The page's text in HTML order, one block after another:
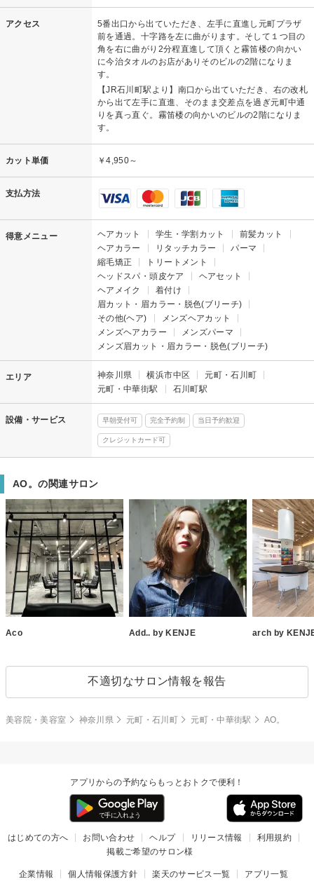
アクセス
5番出口から出ていただき、左手に直進し元町プラザ
前を通過。十字路を左に曲がります。そして１つ目の
角を右に曲がり2分程直進して頂くと霧笛楼の向かい
に今治タオルのお店がありそのビルの2階になりま
す。
【JR石川町駅より】南口から出ていただき、右の改札
から出て左手に直進、そのまま交差点を過ぎ元町中通
りを真っ直ぐ。霧笛楼の向かいのビルの2階になりま
す。
カット単価 ￥4,950～
支払方法
得意メニュー ヘアカット 学生・学割カット
前髪カット
ヘアカラー
リタッチカラー
パーマ
縮毛矯正
トリートメント
ヘッドスパ・頭皮ケア
ヘアセット
ヘアメイク
着付け
眉カット・眉カラー・脱色(ブリーチ)
その他(ヘア)
メンズヘアカット
メンズヘアカラー
メンズパーマ
メンズ眉カット・眉カラー・脱色(ブリーチ)
エリア 神奈川県 横浜市中区
元町・石川町
元町・中華街駅
石川町駅
設備・サービス 早朝受付可 完全予約制 当日予約歓迎
クレジットカード可
AO。の関連サロン
Aco Add.. by KENJE arch by
不適切なサロン情報を報告
美容院・美容室 神奈川県 元町・石川町 元町・中華街駅 AO。
アプリからの予約ならもっとおトクで便利！
はじめての方へ お問い合わせ ヘルプ リリース情報
利用規約
掲載ご希望のサロン様
企業情報 個人情報保護方針 楽天のサービス一覧 アプリ一覧